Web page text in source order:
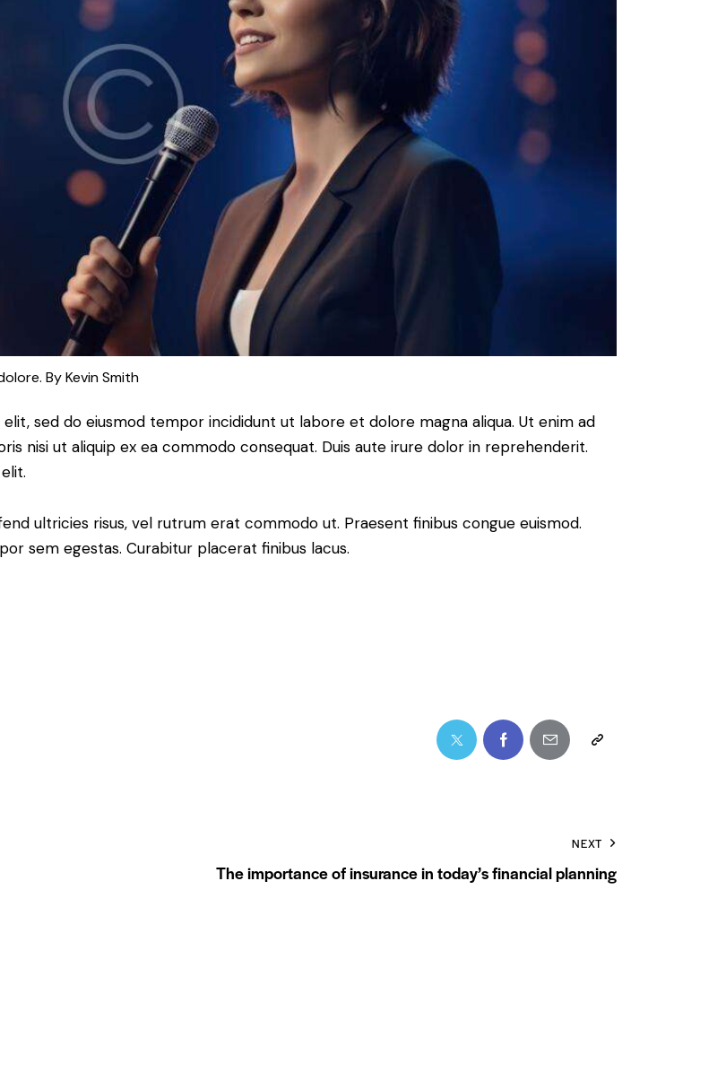
ByKevin Smith
sed do eiusmod tempor incididunt ut labore et dolore magna aliqua. Ut enim ad
nisi ut aliquip ex ea commodo consequat. Duis aute irure dolor in reprehenderit.
ultricies risus, vel rutrum erat commodo ut. Praesent finibus congue euismod.
sem egestas. Curabitur placerat finibus lacus.
NEXT
The importance of insurance in today’s financial planning